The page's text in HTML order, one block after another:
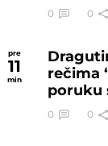
0 0
pre
11
min
rečima
poruku
0 0